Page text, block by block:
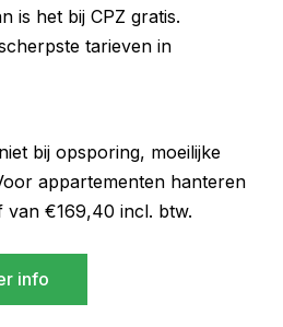
is het bij CPZ gratis.
tarieven in
bij opsporing, moeilijke
appartementen hanteren
van €169,40 incl. btw.
info